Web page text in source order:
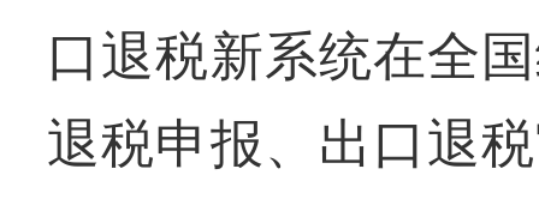
口退税新系统在全
退税申报、出口退